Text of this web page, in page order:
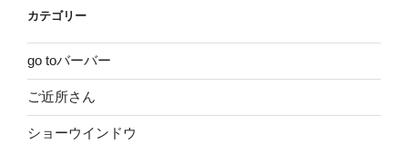
カテゴリー
go toバーバー
ご近所さん
ショーウインドウ